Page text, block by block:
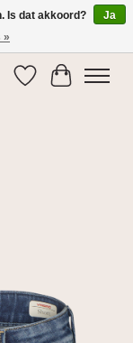
Verlanglijst
Is dat akkoord?
Ja
»